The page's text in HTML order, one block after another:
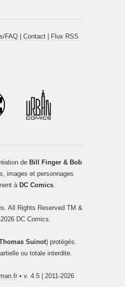
FAQ| Contact| Flux RSS
de Bill Finger & Bob
images et personnages
à DC Comics
All Rights Reserved TM &
DC Comics.
Suinot) protégés.
ou totale interdite.
• v. 4.5 | 2011-2026